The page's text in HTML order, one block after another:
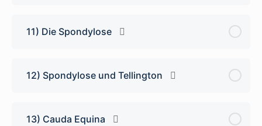
11) Die Spondylose
12) Spondylose und Tellington
13) Cauda Equina